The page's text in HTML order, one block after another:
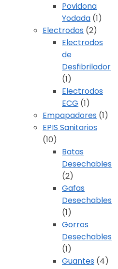
Povidona
Yodada (1)
Electrodos (2)
Electrodos
de
Desfibrilador
(1)
Electrodos
ECG (1)
Empapadores (1)
EPIS Sanitarios
(10)
Batas
Desechables
(2)
Gafas
Desechables
(1)
Gorros
Desechables
(1)
Guantes (4)